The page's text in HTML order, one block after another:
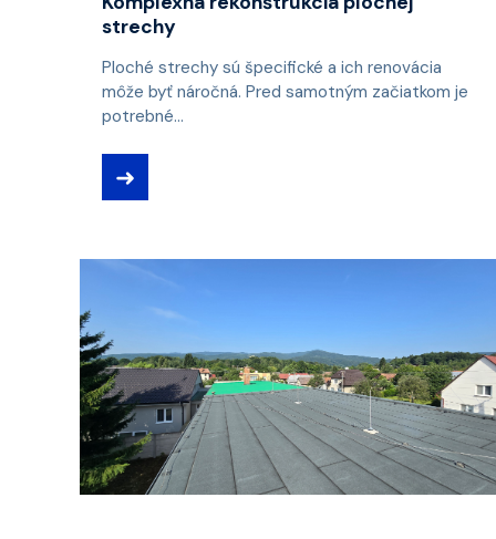
strechy
Ploché strechy sú špecifické a ich renovácia
môže byť náročná. Pred samotným začiatkom je
potrebné...
➜